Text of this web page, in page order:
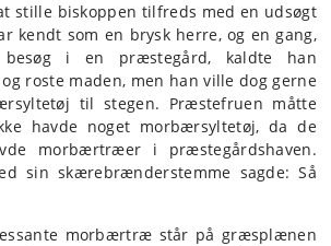
stille biskoppen tilfreds med en udsøgt
kendt som en brysk herre, og en gang,
i en præstegård, kaldte han
roste maden, men han ville dog gerne
til stegen. Præstefruen måtte
havde noget morbærsyltetøj, da de
morbærtræer i præstegårdshaven.
sin skærebrænderstemme sagde: Så
morbærtræ står på græsplænen